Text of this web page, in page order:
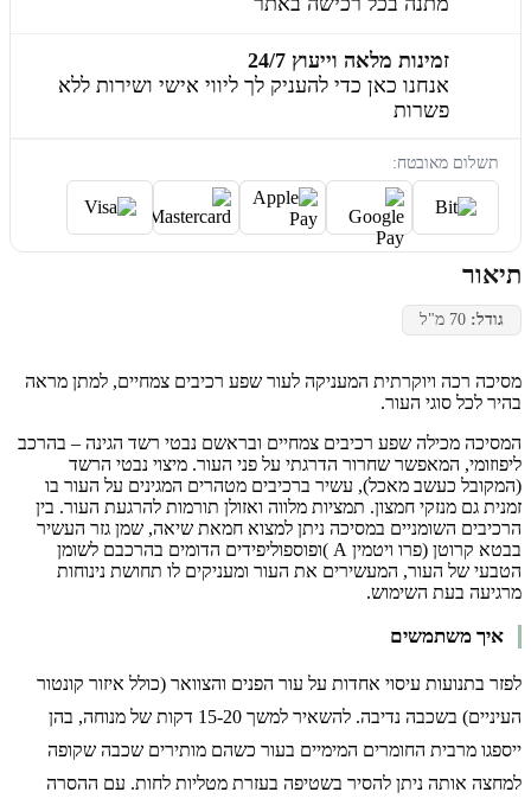
זמינות מלאה וייעוץ 24/7
אנחנו כאן כדי להעניק לך ליווי אישי ושירות ללא
פשרות
תשלום מאובטח:
תיאור
גודל:
מסיכה רכה ויוקרתית המעניקה לעור שפע רכיבים צמחיים, למתן מראה
בהיר לכל סוגי העור.
המסיכה מכילה שפע רכיבים צמחיים ובראשם נבטי רשד הגינה – בהרכב
ליפוזומי, המאפשר שחרור הדרגתי על פני העור. מיצוי נבטי הרשד
(המקובל כעשב מאכל), עשיר ברכיבים מטהרים המגינים על העור בו
זמנית גם מנזקי חמצון. תמציות מלווה ואזולן תורמות להרגעת העור. בין
הרכיבים השומניים במסיכה ניתן למצוא חמאת שיאה, שמן גזר העשיר
בבטא קרוטן (פרו ויטמין A )ופוספוליפידים הדומים בהרכבם לשומן
הטבעי של העור, המעשירים את העור ומעניקים לו תחושת נינוחות
מרגיעה בעת השימוש.
איך משתמשים
לפזר בתנועות עיסוי אחדות על עור הפנים והצוואר (כולל איזור קונטור
העיניים) בשכבה נדיבה. להשאיר למשך 15-20 דקות של מנוחה, בהן
ייספגו מרבית החומרים המימיים בעור כשהם מותירים שכבה שקופה
למחצה אותה ניתן להסיר בשטיפה בעזרת מטליות לחות. עם ההסרה